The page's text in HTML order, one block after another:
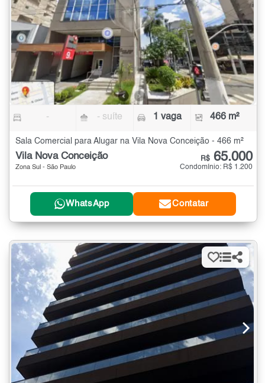
- - suíte 1 vaga 466 m²
Sala Comercial para Alugar na Vila Nova Conceição - 466 m²
Vila Nova Conceição
Zona Sul - São Paulo
R$ 65.000
Condomínio: R$ 1.200
WhatsApp Contatar